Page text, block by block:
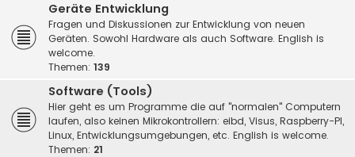
Geräte Entwicklung
Fragen und Diskussionen zur Entwicklung von neuen
Geräten. Sowohl Hardware als auch Software. English is
welcome.
Themen: 139
Software (Tools)
Hier geht es um Programme die auf "normalen" Computern
laufen, also keinen Mikrokontrollern: eibd, Visus, Raspberry-PI,
Linux, Entwicklungsumgebungen, etc. English is welcome.
Themen: 21